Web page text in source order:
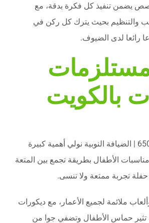
يضمن تنفيذ كل فكرة بدقة، مع
والتنظيم بحيث يترك كل ركن في
رائعا لدى الضيوف.
بالكويت
في شركة| 65080771 | الضيافة النوبية نولي أهمية كبيرة
الأطفال بطريقة تجمع بين المتعة
تجربة ممتعة ولا تنسى.
ملائمة لجميع الأعمار، مع ديكورات
تثير حماس الأطفال وتضفي جوا من